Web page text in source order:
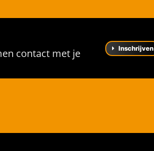
contact met je
Inschrijven